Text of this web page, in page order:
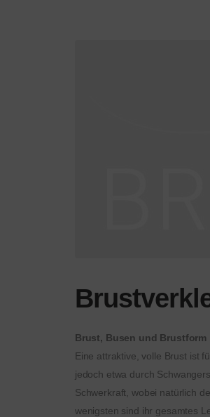
Brust, Busen und Brustform
Eine attraktive, volle Brust ist
jedoch etwa durch
Schwerkraft, wobei natürlich
wenigsten sind ihr gesamtes